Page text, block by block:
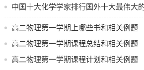
定律。
至于例题，以下是一些电学部分的例题：
1. 题目：有两个完全相同的金属小球A
B带电量为-Q），他们之间的作用力为
的辉煌之旅
中国十大化学学家排行国外十大最伟大
学家都有谁→MAIGOO生活榜
高二物理第一学期上哪些书和相关例题
高二物理第一学期课程总结和相关例题
高二物理第一学期课程计划和相关例题